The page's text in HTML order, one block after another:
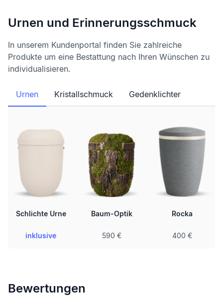
Urnen und Erinnerungsschmuck
In unserem Kundenportal finden Sie zahlreiche
Produkte um eine Bestattung nach Ihren Wünschen zu
individualisieren.
Urnen Kristallschmuck Gedenklichter
Schlichte Urne
inklusive
Baum-Optik
590 €
Rocka
400 €
Bewertungen